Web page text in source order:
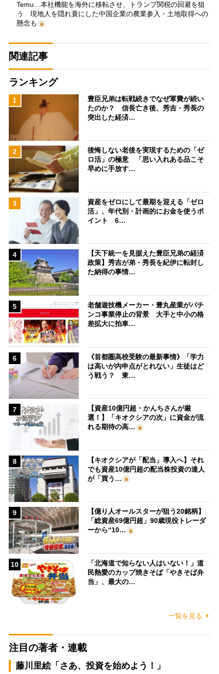
Temu…本社機能を海外に移転させ、トランプ関税の回避を狙
う 現地人を隠れ蓑にした中国企業の農業参入・土地取得への
懸念も
関連記事
ランキング
1
豊臣兄弟は転戦続きでなぜ軍費が続い
たのか？ 信長亡き後、秀吉・秀長の
突出した経済…
2
後悔しない老後を実現するための「ゼ
ロ活」の極意 「思い入れある品こそ
早めに手放す…
3
資産をゼロにして最期を迎える「ゼロ
活」、年代別・計画的にお金を使うポ
イント 6…
4
【天下統一を見据えた豊臣兄弟の経済
政策】秀吉が弟・秀長を紀伊に転封し
た納得の事情…
5
老舗遊技機メーカー・豊丸産業がパチ
ンコ事業停止の背景 大手と中小の格
差拡大に拍車…
6
《首都圏高校受験の最新事情》「学力
は高いが内申点がとれない」生徒はど
う戦う？ 東…
7
【資産10億円超・かんちさんが厳
選！】「キオクシアの次」に資金が流
れる期待の高…
8
【キオクシアが「配当」導入へ】それ
でも資産10億円超の配当株投資の達人
が「買う…
9
【億り人オールスターが狙う20銘柄】
「総資産69億円超」90歳現役トレーダ
ーから“10…
10
「北海道で知らない人はいない！」道
民熱愛のカップ焼きそば「やきそば弁
当」、最大の…
一覧を見る
注目の著者・連載
藤川里絵「さあ、投資を始めよう！」